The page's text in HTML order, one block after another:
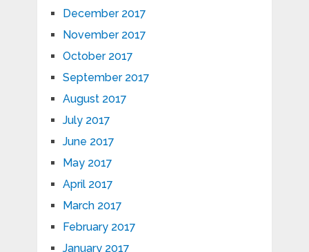
December 2017
November 2017
October 2017
September 2017
August 2017
July 2017
June 2017
May 2017
April 2017
March 2017
February 2017
January 2017